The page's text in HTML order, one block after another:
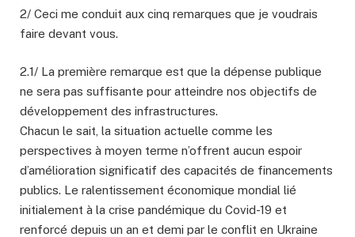
2/ Ceci me conduit aux cinq remarques que je voudrais
faire devant vous.
2.1/ La première remarque est que la dépense publique
ne sera pas suffisante pour atteindre nos objectifs de
développement des infrastructures.
Chacun le sait, la situation actuelle comme les
perspectives à moyen terme n’offrent aucun espoir
d’amélioration significatif des capacités de financements
publics. Le ralentissement économique mondial lié
initialement à la crise pandémique du Covid-19 et
renforcé depuis un an et demi par le conflit en Ukraine